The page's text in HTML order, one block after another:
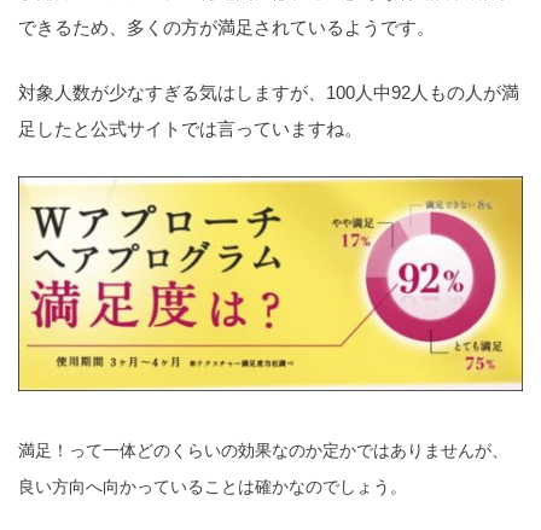
できるため、多くの方が満足されているようです。
対象人数が少なすぎる気はしますが、100人中92人もの人が満
足したと公式サイトでは言っていますね。
満足！って一体どのくらいの効果なのか定かではありませんが、
良い方向へ向かっていることは確かなのでしょう。